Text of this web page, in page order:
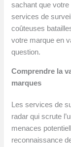
sachant que
services de
coûteuses
votre marque en
question.
Comprendre la
marques
Les services de
radar qui scrute
menaces
reconnaissance